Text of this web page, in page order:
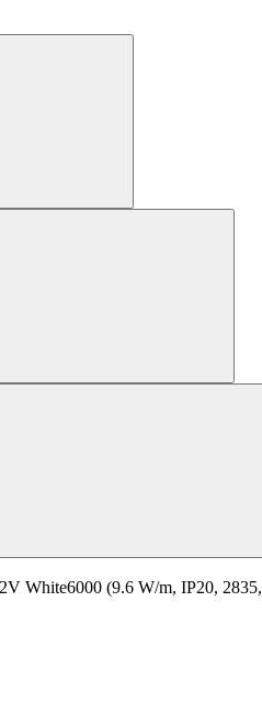
White6000 (9.6 W/m, IP20,